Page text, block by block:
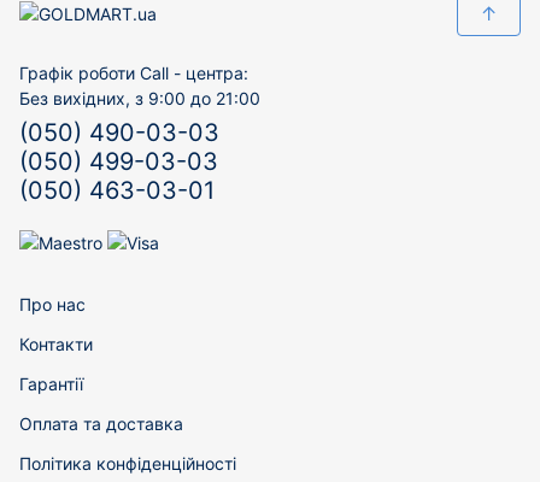
↑
Графік роботи Call - центра:
Без вихідних, з 9:00 до 21:00
(050) 490-03-03
(050) 499-03-03
(050) 463-03-01
Про нас
Контакти
Гарантії
Оплата та доставка
Політика конфіденційності